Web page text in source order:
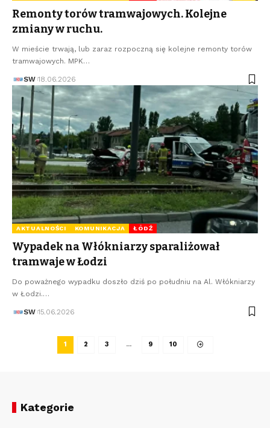
Remonty torów tramwajowych. Kolejne
zmiany w ruchu.
W mieście trwają, lub zaraz rozpoczną się kolejne remonty torów
tramwajowych. MPK…
SW 18.06.2026
AKTUALNOŚCI KOMUNIKACJA ŁÓDŹ
Wypadek na Włókniarzy sparaliżował
tramwaje w Łodzi
Do poważnego wypadku doszło dziś po południu na Al. Włókniarzy
w Łodzi.…
SW 15.06.2026
1 2 3 … 9 10
Kategorie